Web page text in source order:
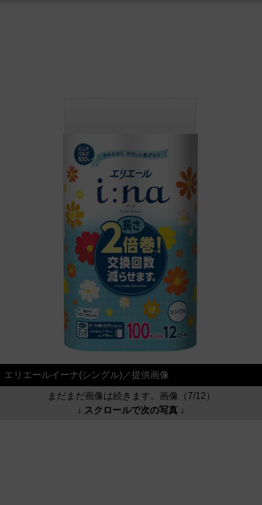
エリエールイーナ(シングル)／提供画像
まだまだ画像は続きます。画像（7/12）
↓ スクロールで次の写真 ↓